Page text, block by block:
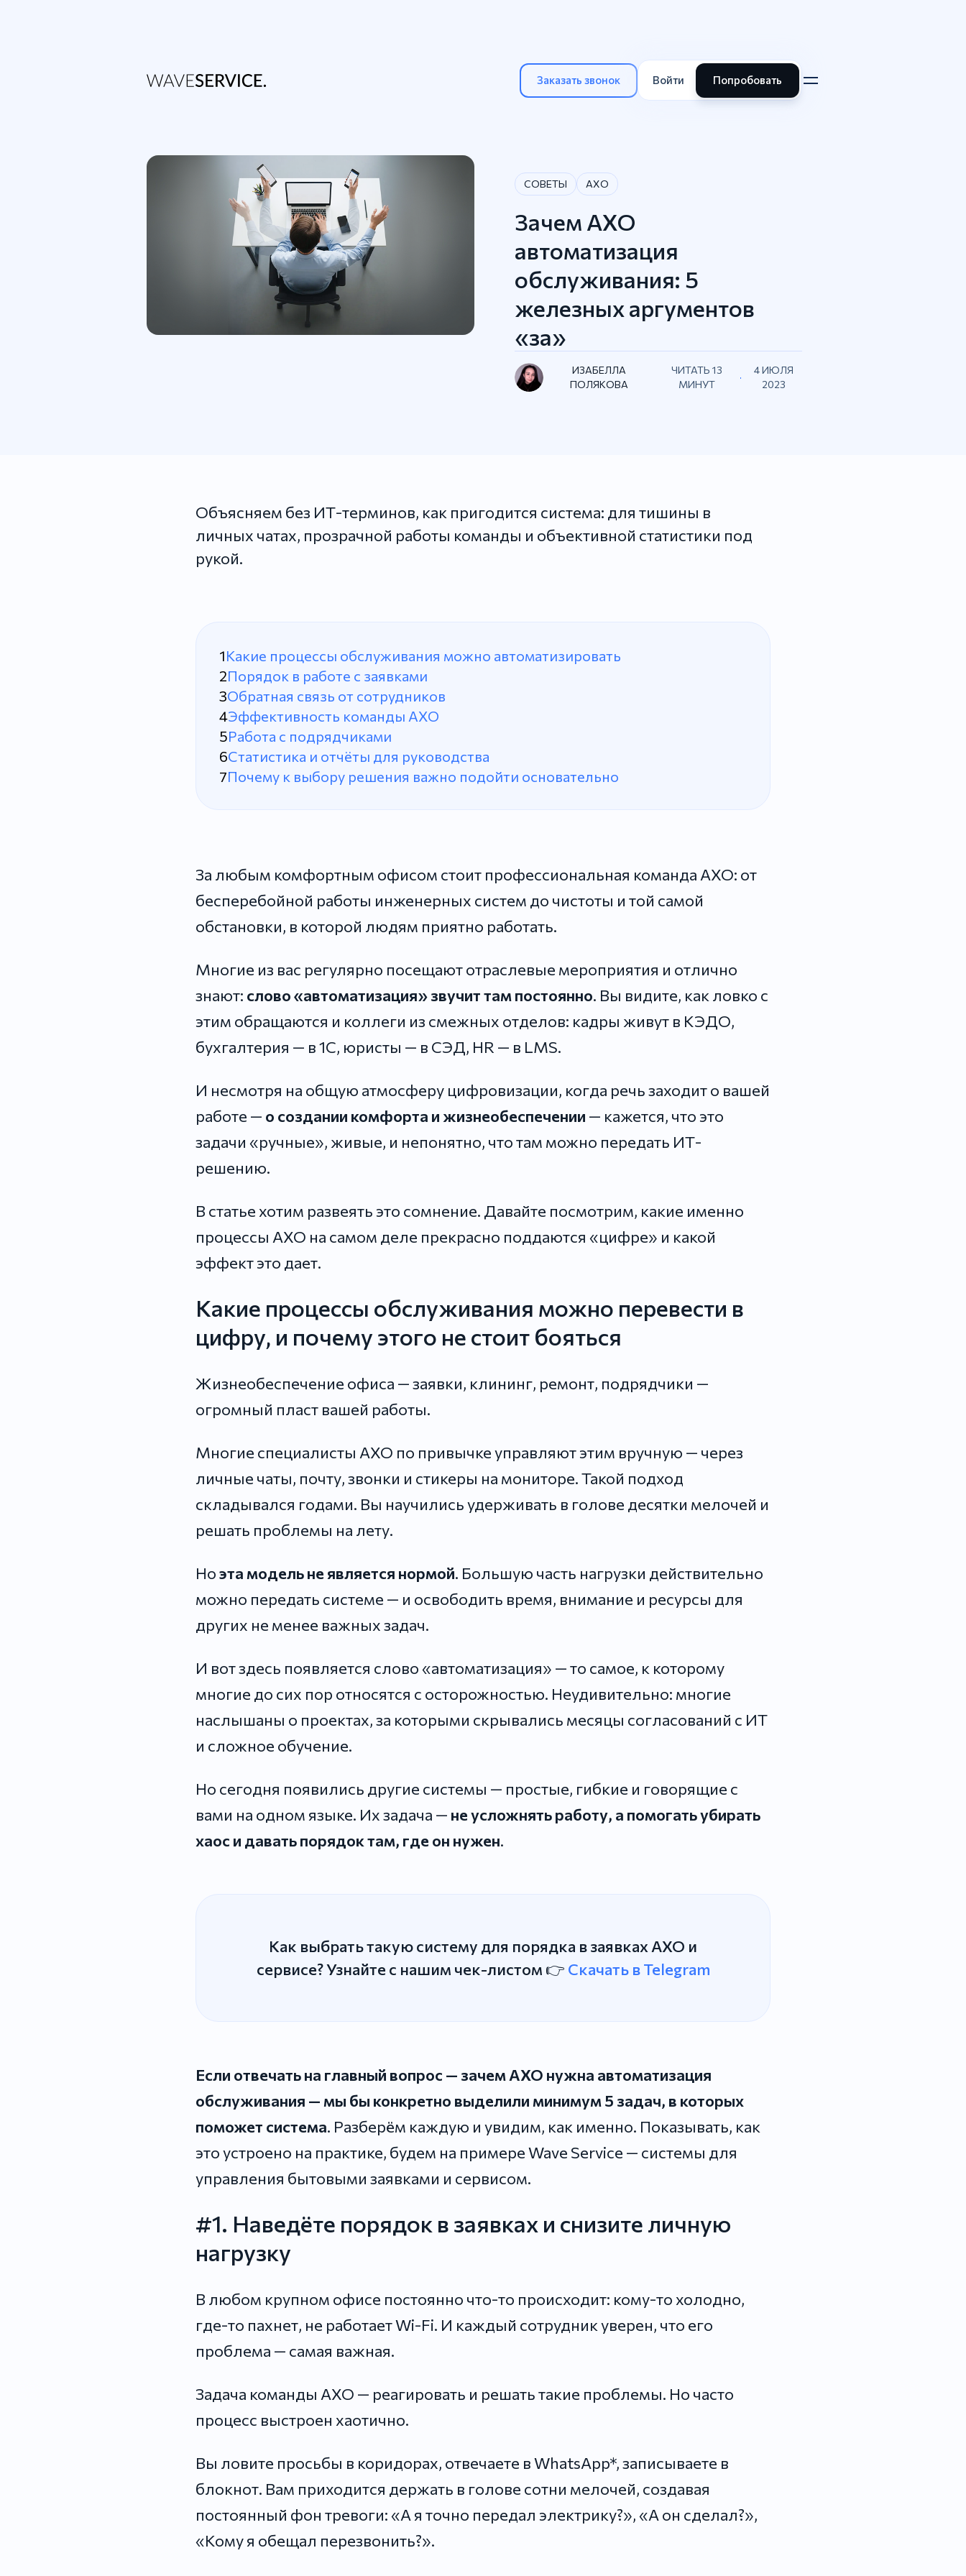
Заказать звонок Войти Попробовать
СОВЕТЫ АХО
Зачем АХО
автоматизация
обслуживания: 5
железных аргументов
«за»
ИЗАБЕЛЛА
ПОЛЯКОВА
ЧИТАТЬ 13
МИНУТ
4 ИЮЛЯ
2023
Объясняем без ИТ-терминов, как пригодится система: для тишины в
личных чатах, прозрачной работы команды и объективной статистики под
рукой.
Какие процессы обслуживания можно автоматизировать
Порядок в работе с заявками
Обратная связь от сотрудников
Эффективность команды АХО
Работа с подрядчиками
Статистика и отчёты для руководства
Почему к выбору решения важно подойти основательно
За любым комфортным офисом стоит профессиональная команда АХО: от
бесперебойной работы инженерных систем до чистоты и той самой
обстановки, в которой людям приятно работать.
Многие из вас регулярно посещают отраслевые мероприятия и отлично
знают: слово «автоматизация» звучит там постоянно. Вы видите, как ловко с
этим обращаются и коллеги из смежных отделов: кадры живут в КЭДО,
бухгалтерия — в 1С, юристы — в СЭД, HR — в LMS.
И несмотря на общую атмосферу цифровизации, когда речь заходит о вашей
работе — о создании комфорта и жизнеобеспечении — кажется, что это
задачи «ручные», живые, и непонятно, что там можно передать ИТ-
решению.
В статье хотим развеять это сомнение. Давайте посмотрим, какие именно
процессы АХО на самом деле прекрасно поддаются «цифре» и какой
эффект это дает.
Какие процессы обслуживания можно перевести в
цифру, и почему этого не стоит бояться
Жизнеобеспечение офиса — заявки, клининг, ремонт, подрядчики —
огромный пласт вашей работы.
Многие специалисты АХО по привычке управляют этим вручную — через
личные чаты, почту, звонки и стикеры на мониторе. Такой подход
складывался годами. Вы научились удерживать в голове десятки мелочей и
решать проблемы на лету.
Ноэта модель не является нормой. Большую часть нагрузки действительно
можно передать системе — и освободить время, внимание и ресурсы для
других не менее важных задач.
И вот здесь появляется слово «автоматизация» — то самое, к которому
многие до сих пор относятся с осторожностью. Неудивительно: многие
наслышаны о проектах, за которыми скрывались месяцы согласований с ИТ
и сложное обучение.
Но сегодня появились другие системы — простые, гибкие и говорящие с
вами на одном языке. Их задача — не усложнять работу, а помогать убирать
хаос и давать порядок там, где он нужен.
Как выбрать такую систему для порядка в заявках АХО и
сервисе? Узнайте с нашим чек-листом 👉 Скачать в Telegram
Если отвечать на главный вопрос — зачем АХО нужна автоматизация
обслуживания — мы бы конкретно выделили минимум 5 задач, в которых
поможет система. Разберём каждую и увидим, как именно. Показывать, как
это устроено на практике, будем на примере Wave Service — системы для
управления бытовыми заявками и сервисом.
#1. Наведёте порядок в заявках и снизите личную
нагрузку
В любом крупном офисе постоянно что-то происходит: кому-то холодно,
где-то пахнет, не работает Wi-Fi. И каждый сотрудник уверен, что его
проблема — самая важная.
Задача команды АХО — реагировать и решать такие проблемы. Но часто
процесс выстроен хаотично.
Вы ловите просьбы в коридорах, отвечаете в WhatsApp*, записываете в
блокнот. Вам приходится держать в голове сотни мелочей, создавая
постоянный фон тревоги: «А я точно передал электрику?», «А он сделал?»,
«Кому я обещал перезвонить?».